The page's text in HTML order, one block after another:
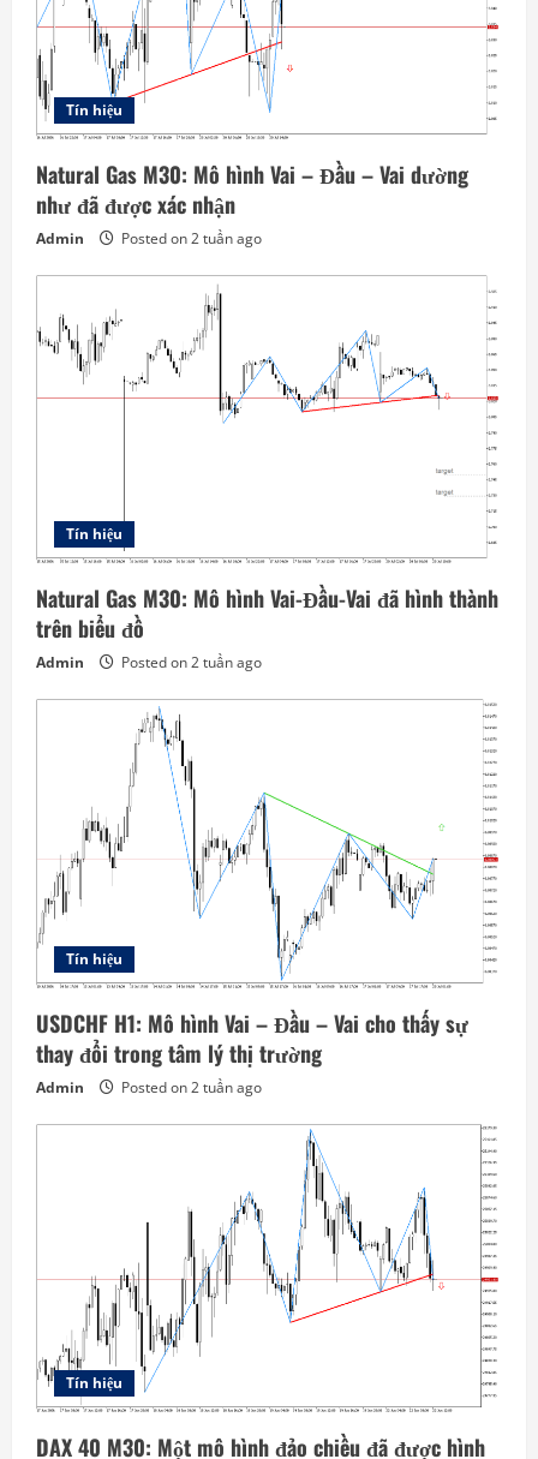
Tín hiệu
Natural Gas M30: Mô hình Vai – Đầu – Vai dường
như đã được xác nhận
Admin Posted on 2 tuần ago
Tín hiệu
Natural Gas M30: Mô hình Vai-Đầu-Vai đã hình thành
trên biểu đồ
Admin Posted on 2 tuần ago
Tín hiệu
USDCHF H1: Mô hình Vai – Đầu – Vai cho thấy sự
thay đổi trong tâm lý thị trường
Admin Posted on 2 tuần ago
Tín hiệu
DAX 40 M30: Một mô hình đảo chiều đã được hình